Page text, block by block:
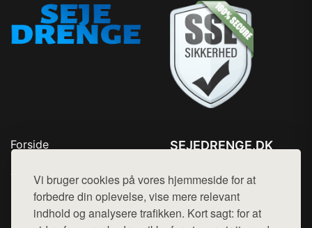
Vi bruger cookies på vores hjemmeside for at
forbedre din oplevelse, vise mere relevant
indhold og analysere trafikken. Kort sagt: for at
Forside
Top Rabatter
Kontakt
SEJEDRENGE.DK
Mail: hej@want.dk
Cookie- og privatlivspolitik